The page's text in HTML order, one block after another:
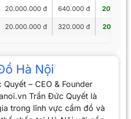
20.000.000 đ 640.000 đ
20.000.000 đ 320.000 đ
Hà Nội
– CEO & Founder
Trần Đức Quyết là
trong lĩnh vực cầm đồ và